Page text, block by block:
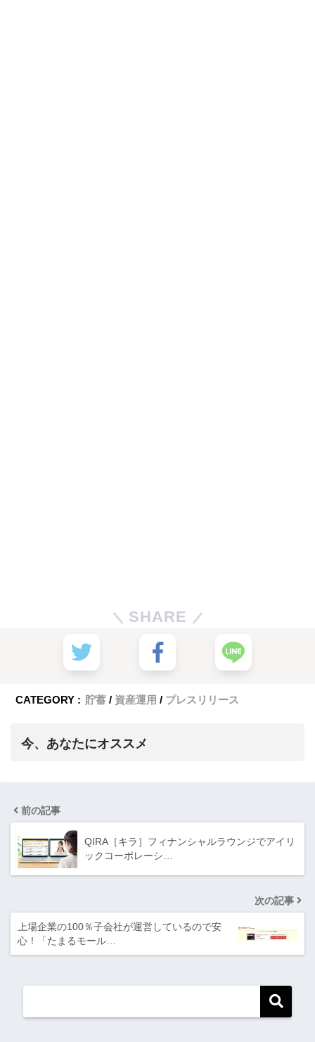
SHARE
CATEGORY : 貯蓄 資産運用 プレスリリース
今、あなたにオススメ
前の記事
QIRA［キラ］フィナンシャルラウンジでアイリ
ックコーポレーシ…
次の記事
上場企業の100％子会社が運営しているので安
心！「たまるモール…